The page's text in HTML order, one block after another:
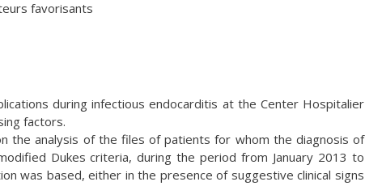
favorisants
during infectious endocarditis at the Center Hospitalier
factors.
the analysis of the files of patients for whom the diagnosis of
Dukes criteria, during the period from January 2013 to
was based, either in the presence of suggestive clinical signs